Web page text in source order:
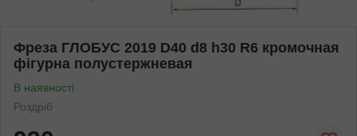
Фреза ГЛОБУС 2019 D40 d8 h30 R6 кромочная
фігурна полустержневая
В наявності
Роздріб